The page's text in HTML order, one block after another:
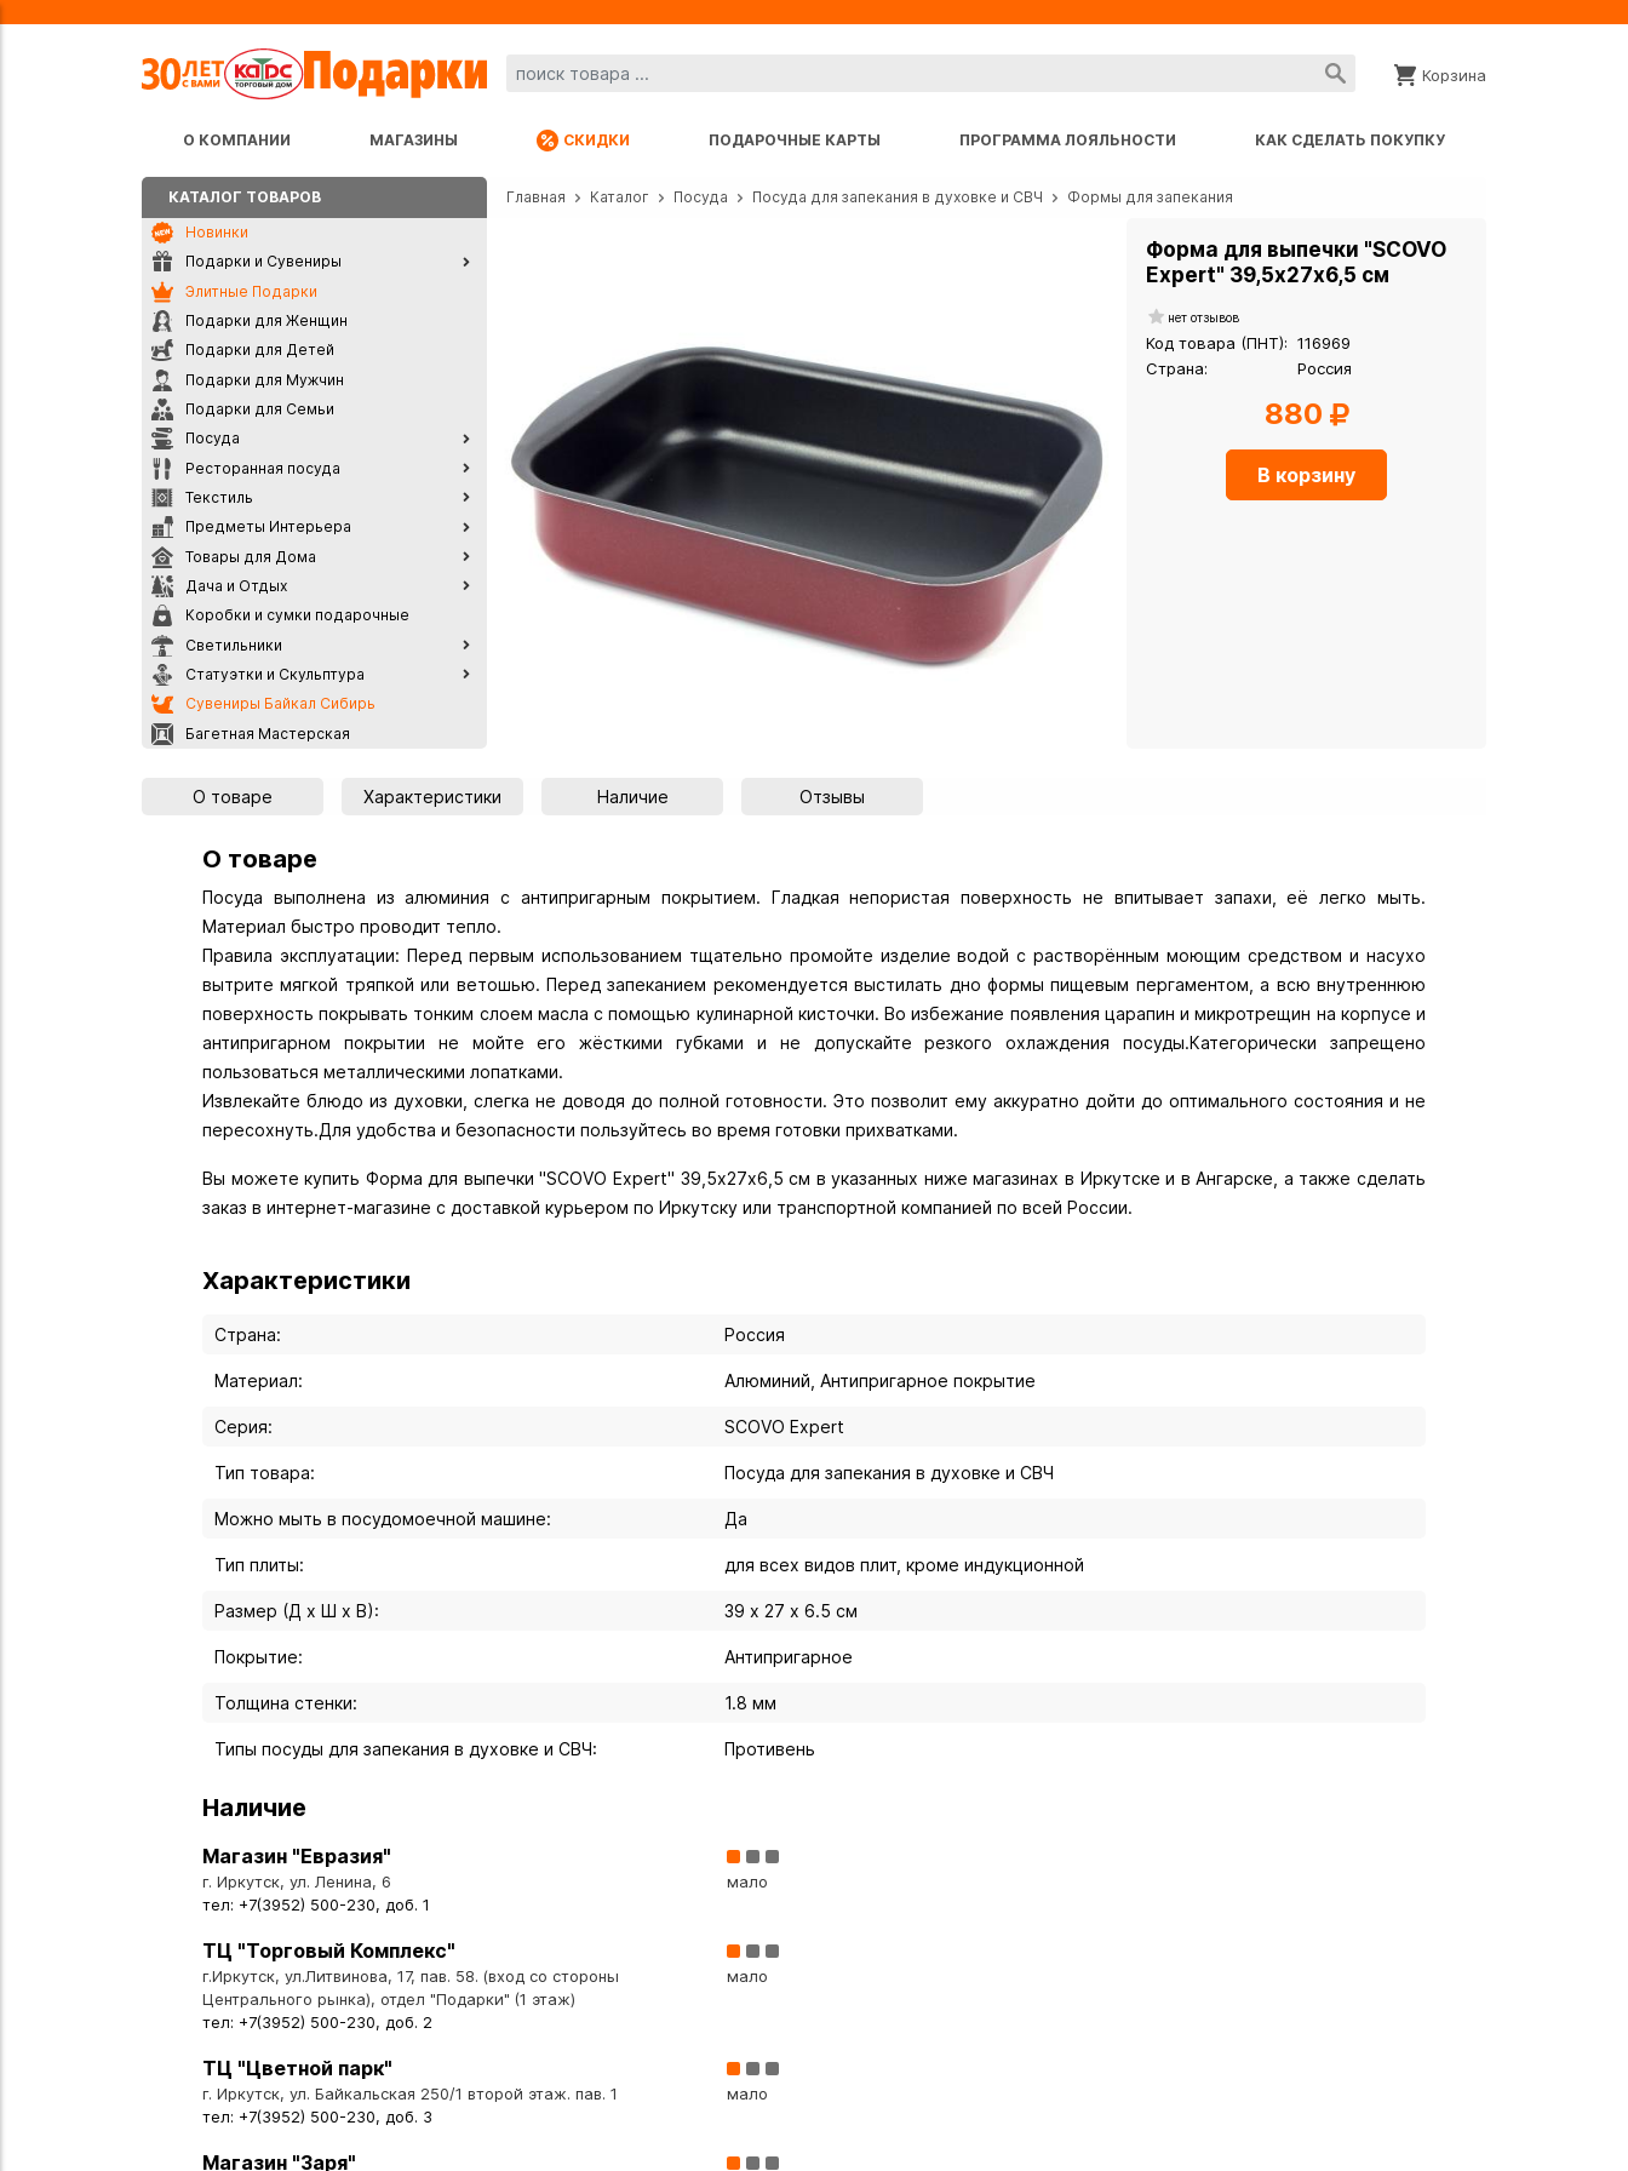
Корзина
О КОМПАНИИ МАГАЗИНЫ СКИДКИ ПОДАРОЧНЫЕ КАРТЫ ПРОГРАММА ЛОЯЛЬНОСТИ КАК СДЕЛАТЬ ПОКУПКУ
КАТАЛОГ ТОВАРОВ
Новинки
Подарки и Сувениры
Элитные Подарки
Подарки для Женщин
Подарки для Детей
Подарки для Мужчин
Подарки для Семьи
Посуда
Ресторанная посуда
Текстиль
Предметы Интерьера
Товары для Дома
Дача и Отдых
Коробки и сумки подарочные
Светильники
Статуэтки и Скульптура
Сувениры Байкал Сибирь
Багетная Мастерская
Главная Каталог Посуда Посуда для запекания в духовке и СВЧ Формы для запекания
Форма для выпечки "SCOVO
Expert" 39,5х27х6,5 см
нет отзывов
Код товара (ПНТ): 116969
Страна:
Россия
880
В корзину
О товаре Характеристики Наличие Отзывы
О товаре
Посуда выполнена из алюминия с антипригарным покрытием. Гладкая непористая поверхность не впитывает запахи, её легко мыть.
Материал быстро проводит тепло.
Правила эксплуатации: Перед первым использованием тщательно промойте изделие водой с растворённым моющим средством и насухо
вытрите мягкой тряпкой или ветошью. Перед запеканием рекомендуется выстилать дно формы пищевым пергаментом, а всю внутреннюю
поверхность покрывать тонким слоем масла с помощью кулинарной кисточки. Во избежание появления царапин и микротрещин на корпусе и
антипригарном покрытии не мойте его жёсткими губками и не допускайте резкого охлаждения посуды.Категорически запрещено
пользоваться металлическими лопатками.
Извлекайте блюдо из духовки, слегка не доводя до полной готовности. Это позволит ему аккуратно дойти до оптимального состояния и не
пересохнуть.Для удобства и безопасности пользуйтесь во время готовки прихватками.
Вы можете купить Форма для выпечки "SCOVO Expert" 39,5х27х6,5 см в указанных ниже магазинах в Иркутске и в Ангарске, а также сделать
заказ в интернет-магазине с доставкой курьером по Иркутску или транспортной компанией по всей России.
Характеристики
Страна: Россия
Материал: Алюминий, Антипригарное покрытие
Серия: SCOVO Expert
Тип товара: Посуда для запекания в духовке и СВЧ
Можно мыть в посудомоечной машине: Да
Тип плиты: для всех видов плит, кроме индукционной
Размер (Д х Ш х В): 39 х 27 х 6.5 см
Покрытие: Антипригарное
Толщина стенки: 1.8 мм
Типы посуды для запекания в духовке и СВЧ: Противень
Наличие
Магазин "Евразия"
г. Иркутск, ул. Ленина, 6
тел: +7(3952) 500-230, доб. 1
мало
ТЦ "Торговый Комплекс"
г.Иркутск, ул.Литвинова, 17, пав. 58. (вход со стороны
Центрального рынка), отдел "Подарки" (1 этаж)
тел: +7(3952) 500-230, доб. 2
мало
ТЦ "Цветной парк"
г. Иркутск, ул. Байкальская 250/1 второй этаж. пав. 1
тел: +7(3952) 500-230, доб. 3
мало
Магазин "Заря"